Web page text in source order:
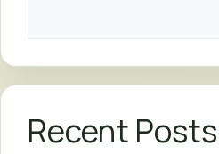
Recent Posts